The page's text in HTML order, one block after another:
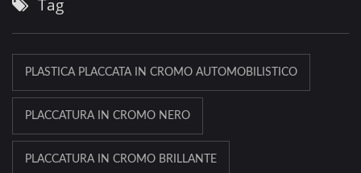
Tag
PLASTICA PLACCATA IN CROMO AUTOMOBILISTICO
PLACCATURA IN CROMO NERO
PLACCATURA IN CROMO BRILLANTE